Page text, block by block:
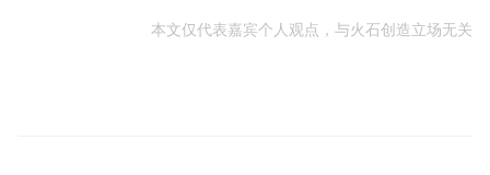
本文仅代表嘉宾个人观点，与火石创造立场无关